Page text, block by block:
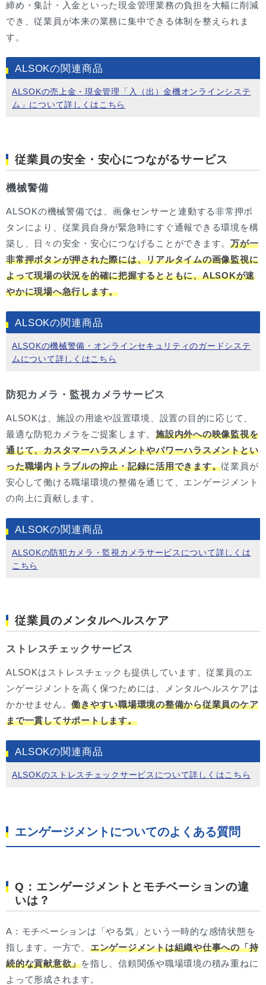
締め・集計・入金といった現金管理業務の負担を大幅に削減
でき、従業員が本来の業務に集中できる体制を整えられま
す。
ALSOKの関連商品
ALSOKの売上金・現金管理「入（出）金機オンラインシステ
ム」について詳しくはこちら
従業員の安全・安心につながるサービス
機械警備
ALSOKの機械警備では、画像センサーと連動する非常押ボ
タンにより、従業員自身が緊急時にすぐ通報できる環境を構
築し、日々の安全・安心につなげることができます。 万が一
非常押ボタンが押された際には、リアルタイムの画像監視に
よって現場の状況を的確に把握するとともに、ALSOKが速
やかに現場へ急行します。
ALSOKの関連商品
ALSOKの機械警備・オンラインセキュリティのガードシステ
ムについて詳しくはこちら
防犯カメラ・監視カメラサービス
ALSOKは、施設の用途や設置環境、設置の目的に応じて、
最適な防犯カメラをご提案します。 施設内外への映像監視を
通じて、カスタマーハラスメントやパワーハラスメントとい
った職場内トラブルの抑止・記録に活用できます。従業員が
安心して働ける職場環境の整備を通じて、エンゲージメント
の向上に貢献します。
ALSOKの関連商品
ALSOKの防犯カメラ・監視カメラサービスについて詳しくは
こちら
従業員のメンタルヘルスケア
ストレスチェックサービス
ALSOKはストレスチェックも提供しています。従業員のエ
ンゲージメントを高く保つためには、メンタルヘルスケアは
かかせません。働きやすい職場環境の整備から従業員のケア
まで一貫してサポートします。
ALSOKの関連商品
ALSOKのストレスチェックサービスについて詳しくはこちら
エンゲージメントについてのよくある質問
Q：エンゲージメントとモチベーションの違
いは？
A：モチベーションは「やる気」という一時的な感情状態を
指します。一方で、 エンゲージメントは組織や仕事への「持
続的な貢献意欲」を指し、信頼関係や職場環境の積み重ねに
よって形成されます。